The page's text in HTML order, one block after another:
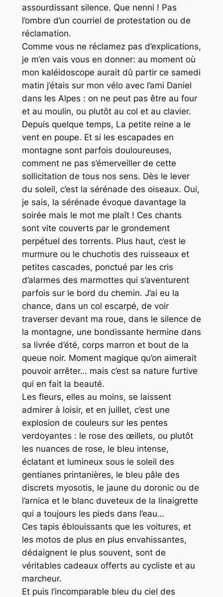
assourdissant silence. Que nenni ! Pas
l’ombre d’un courriel de protestation ou de
réclamation.
Comme vous ne réclamez pas d’explications,
je m’en vais vous en donner: au moment où
mon kaléidoscope aurait dû partir ce samedi
matin j’étais sur mon vélo avec l’ami Daniel
dans les Alpes : on ne peut pas être au four
et au moulin, ou plutôt au col et au clavier.
Depuis quelque temps, La petite reine a le
vent en poupe. Et si les escapades en
montagne sont parfois douloureuses,
comment ne pas s’émerveiller de cette
sollicitation de tous nos sens. Dès le lever
du soleil, c’est la sérénade des oiseaux. Oui,
je sais, la sérénade évoque davantage la
soirée mais le mot me plaît ! Ces chants
sont vite couverts par le grondement
perpétuel des torrents. Plus haut, c’est le
murmure ou le chuchotis des ruisseaux et
petites cascades, ponctué par les cris
d’alarmes des marmottes qui s’aventurent
parfois sur le bord du chemin. J’ai eu la
chance, dans un col escarpé, de voir
traverser devant ma roue, dans le silence de
la montagne, une bondissante hermine dans
sa livrée d’été, corps marron et bout de la
queue noir. Moment magique qu’on aimerait
pouvoir arrêter… mais c’est sa nature furtive
qui en fait la beauté.
Les fleurs, elles au moins, se laissent
admirer à loisir, et en juillet, c’est une
explosion de couleurs sur les pentes
verdoyantes : le rose des œillets, ou plutôt
les nuances de rose, le bleu intense,
éclatant et lumineux sous le soleil des
gentianes printanières, le bleu pâle des
discrets myosotis, le jaune du doronic ou de
l’arnica et le blanc duveteux de la linaigrette
qui a toujours les pieds dans l’eau…
Ces tapis éblouissants que les voitures, et
les motos de plus en plus envahissantes,
dédaignent le plus souvent, sont de
véritables cadeaux offerts au cycliste et au
marcheur.
Et puis l’incomparable bleu du ciel des